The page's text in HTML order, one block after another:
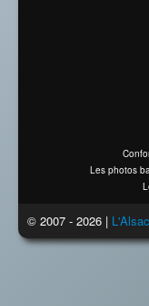
Les photos
© 2007 - 2026 |